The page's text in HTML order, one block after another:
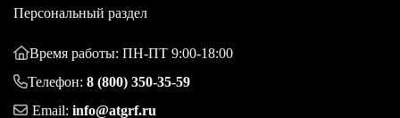
Персональный раздел
Время работы: ПН-ПТ 9:00-18:00
Телефон: 8 (800) 350-35-59
Email: info@atgrf.ru